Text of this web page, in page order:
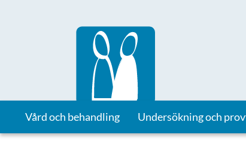
Till startsidan för Vårdhandboken
Vård och behandling Undersökning och